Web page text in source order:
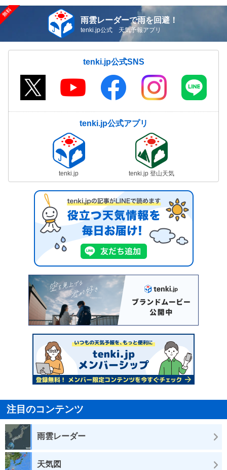
雨雲レーダーで雨を回避！
tenki.jp公式 天気予報アプリ
tenki.jp公式SNS
tenki.jp公式アプリ
tenki.jp tenki.jp 登山天気
注目のコンテンツ
雨雲レーダー
天気図